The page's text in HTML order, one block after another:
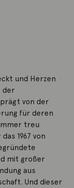
und Herzen
der
von der
für deren
treu
1967 von
mit großer
aus
Und dieser